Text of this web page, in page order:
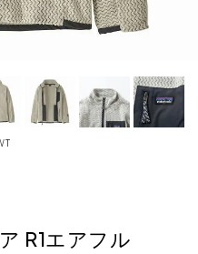
R1エアフル